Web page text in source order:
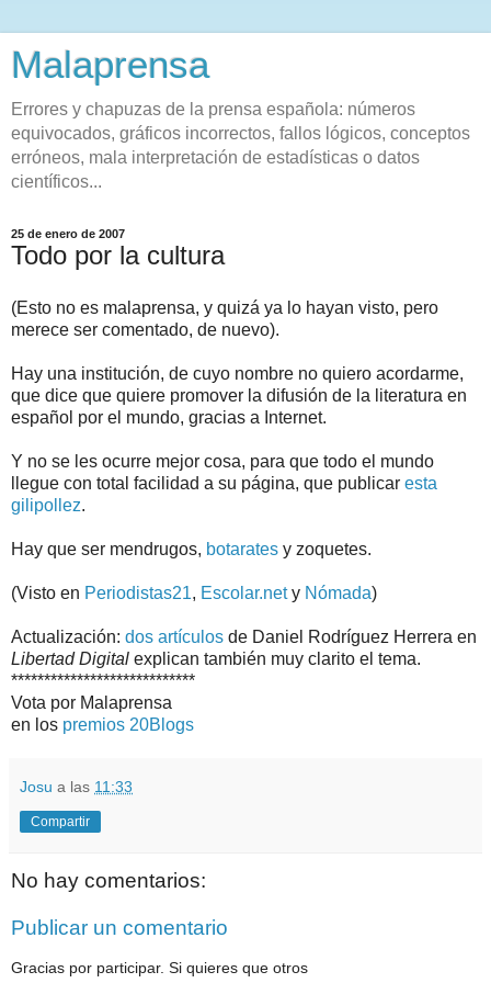
Malaprensa
Errores y chapuzas de la prensa española: números
equivocados, gráficos incorrectos, fallos lógicos, conceptos
erróneos, mala interpretación de estadísticas o datos
científicos...
25 de enero de 2007
Todo por la cultura
(Esto no es malaprensa, y quizá ya lo hayan visto, pero
merece ser comentado, de nuevo).
Hay una institución, de cuyo nombre no quiero acordarme,
que dice que quiere promover la difusión de la literatura en
español por el mundo, gracias a Internet.
Y no se les ocurre mejor cosa, para que todo el mundo
llegue con total facilidad a su página, que publicar esta
gilipollez.
Hay que ser mendrugos, botarates y zoquetes.
(Visto en Periodistas21, Escolar.nety Nómada)
Actualización: dos artículos de Daniel Rodríguez Herrera en
Libertad Digital explican también muy clarito el tema.
****************************
Vota por Malaprensa
en los premios 20Blogs
Josu a las 11:33
Compartir
No hay comentarios:
Publicar un comentario
Gracias por participar. Si quieres que otros